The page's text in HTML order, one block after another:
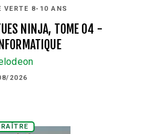
VERTE 8-10 ANS
NINJA, TOME 04 -
2026